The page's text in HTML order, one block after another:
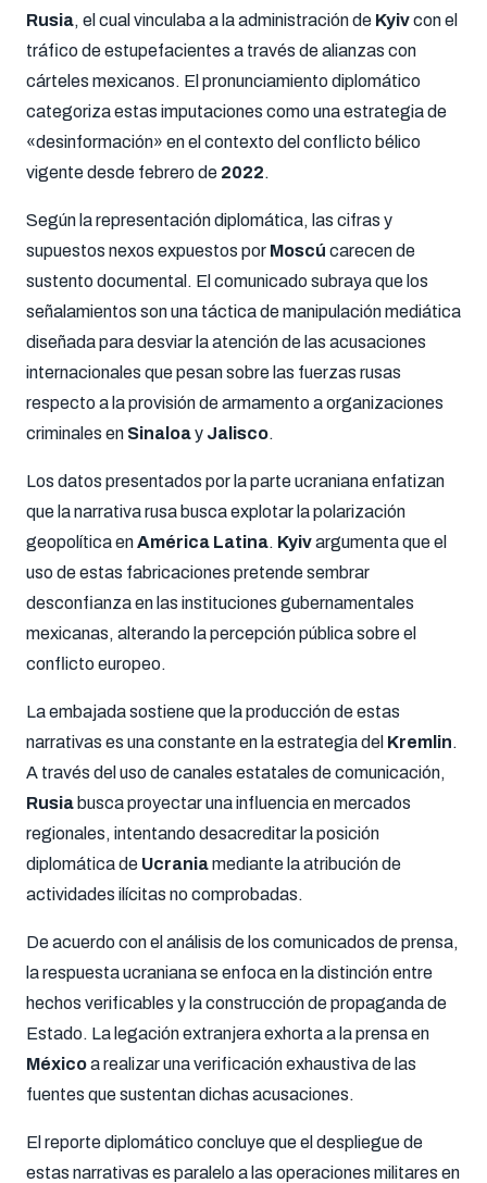
Rusia, el cual vinculaba a la administración de Kyivcon el
tráfico de estupefacientes a través de alianzas con
cárteles mexicanos. El pronunciamiento diplomático
categoriza estas imputaciones como una estrategia de
«desinformación» en el contexto del conflicto bélico
vigente desde febrero de 2022.
Según la representación diplomática, las cifras y
supuestos nexos expuestos por Moscú carecen de
sustento documental. El comunicado subraya que los
señalamientos son una táctica de manipulación mediática
diseñada para desviar la atención de las acusaciones
internacionales que pesan sobre las fuerzas rusas
respecto a la provisión de armamento a organizaciones
criminales en Sinaloay Jalisco.
Los datos presentados por la parte ucraniana enfatizan
que la narrativa rusa busca explotar la polarización
geopolítica enAmérica Latina. Kyivargumenta que el
uso de estas fabricaciones pretende sembrar
desconfianza en las instituciones gubernamentales
mexicanas, alterando la percepción pública sobre el
conflicto europeo.
La embajada sostiene que la producción de estas
narrativas es una constante en la estrategia del Kremlin.
A través del uso de canales estatales de comunicación,
Rusia busca proyectar una influencia en mercados
regionales, intentando desacreditar la posición
diplomática de Ucraniamediante la atribución de
actividades ilícitas no comprobadas.
De acuerdo con el análisis de los comunicados de prensa,
la respuesta ucraniana se enfoca en la distinción entre
hechos verificables y la construcción de propaganda de
Estado. La legación extranjera exhorta a la prensa en
Méxicoa realizar una verificación exhaustiva de las
fuentes que sustentan dichas acusaciones.
El reporte diplomático concluye que el despliegue de
estas narrativas es paralelo a las operaciones militares en